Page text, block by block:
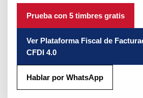
Prueba con 5 timbres gratis
Ver Plataforma Fiscal de
CFDI 4.0
Hablar por WhatsApp